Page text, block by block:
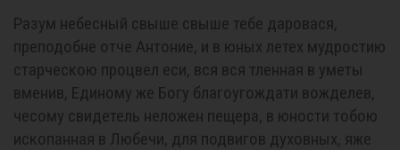
Разум небесный свыше свыше тебе даровася,
преподобне oтче Антоние, и в юных летех мудростию
старческою процвел еси, вся вся тленная в уметы
вменив, Единому же Бoгy благоугождати вожделев,
чесому свидетель неложен пещера, в юности тобою
ископанная в Любечи, для подвигов духовных, яже